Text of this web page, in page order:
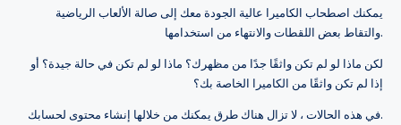
يمكنك اصطحاب الكاميرا عالية الجودة معك إلى صالة الألعاب الرياضية
والتقاط بعض اللقطات والانتهاء من استخدامها.
لكن ماذا لو لم تكن واثقًا جدًا من مظهرك؟ ماذا لو لم تكن في حالة جيدة؟ أو
إذا لم تكن واثقًا من الكاميرا الخاصة بك؟
في هذه الحالات ، لا تزال هناك طرق يمكنك من خلالها إنشاء محتوى لحسابك.